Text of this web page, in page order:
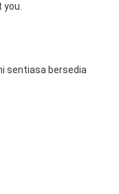
sentiasa bersedia